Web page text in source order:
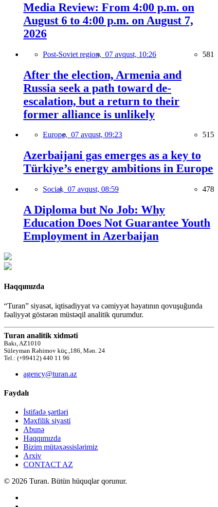
Media Review: From 4:00 p.m. on
August 6 to 4:00 p.m. on August 7,
2026
Post-Soviet region, 07 avqust, 10:26 581
After the election, Armenia and
Russia seek a path toward de-
escalation, but a return to their
former alliance is unlikely
Europe, 07 avqust, 09:23 515
Azerbaijani gas emerges as a key to
Türkiye’s energy ambitions in Europe
Social, 07 avqust, 08:59 478
A Diploma but No Job: Why
Education Does Not Guarantee Youth
Employment in Azerbaijan
Haqqımızda
“Turan” siyasət, iqtisadiyyat və cəmiyyət həyatının qovuşuğunda
fəaliyyət göstərən müstəqil analitik qurumdur.
Turan analitik xidməti
Bakı, AZ1010
Süleyman Rəhimov küç.,186, Mən. 24
Tel.: (+99412) 440 11 96
agency@turan.az
Faydalı
İstifadə şərtləri
Məxfilik siyasti
Abunə
Haqqımızda
Bizim mütəxəssislərimiz
Arxiv
CONTACT AZ
© 2026 Turan. Bütün hüquqlar qorunur.